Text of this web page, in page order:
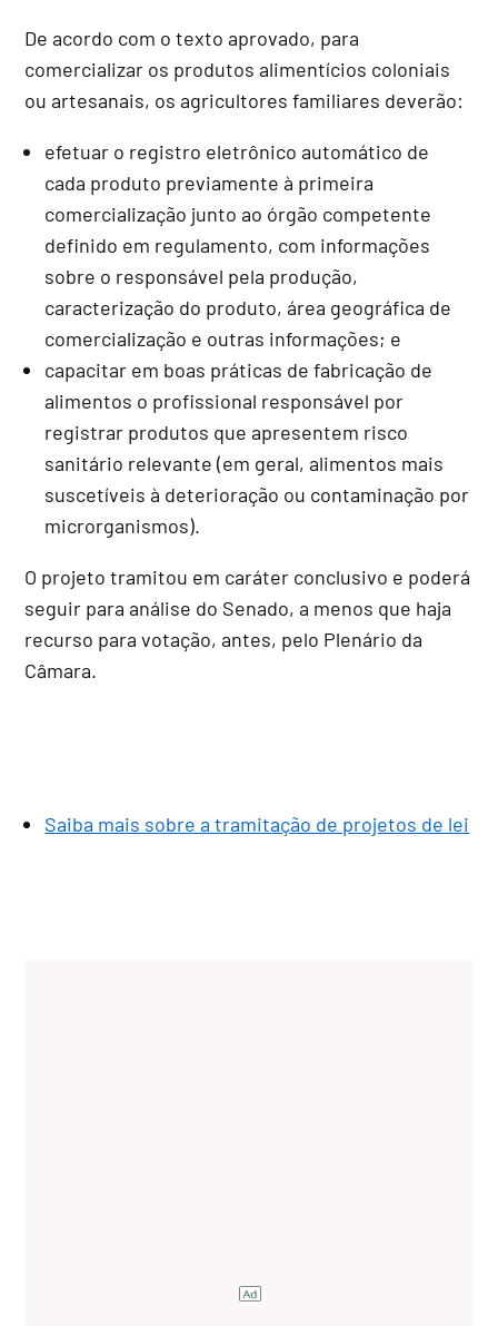
De acordo com o texto aprovado, para
comercializar os produtos alimentícios coloniais
ou artesanais, os agricultores familiares deverão:
efetuar o registro eletrônico automático de
cada produto previamente à primeira
comercialização junto ao órgão competente
definido em regulamento, com informações
sobre o responsável pela produção,
caracterização do produto, área geográfica de
comercialização e outras informações; e
capacitar em boas práticas de fabricação de
alimentos o profissional responsável por
registrar produtos que apresentem risco
sanitário relevante (em geral, alimentos mais
suscetíveis à deterioração ou contaminação por
microrganismos).
O projeto tramitou em caráter conclusivo e poderá
seguir para análise do Senado, a menos que haja
recurso para votação, antes, pelo Plenário da
Câmara.
Saiba mais sobre a tramitação de projetos de lei